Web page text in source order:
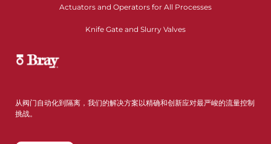
Actuators and Operators for All Processes
Knife Gate and Slurry Valves
从阀门自动化到隔离，我们的解决方案以精确和创新应对最严峻的流量控制
挑战。